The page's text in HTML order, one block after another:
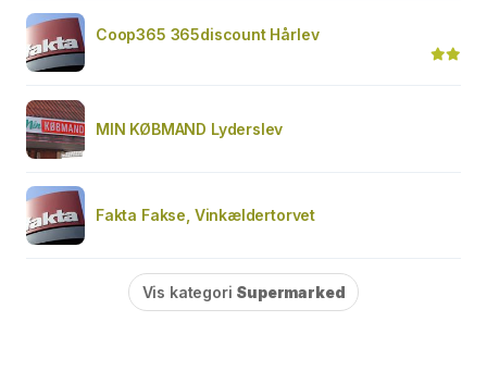
Coop365 365discount Hårlev
MIN KØBMAND Lyderslev
Fakta Fakse, Vinkældertorvet
Vis kategori Supermarked